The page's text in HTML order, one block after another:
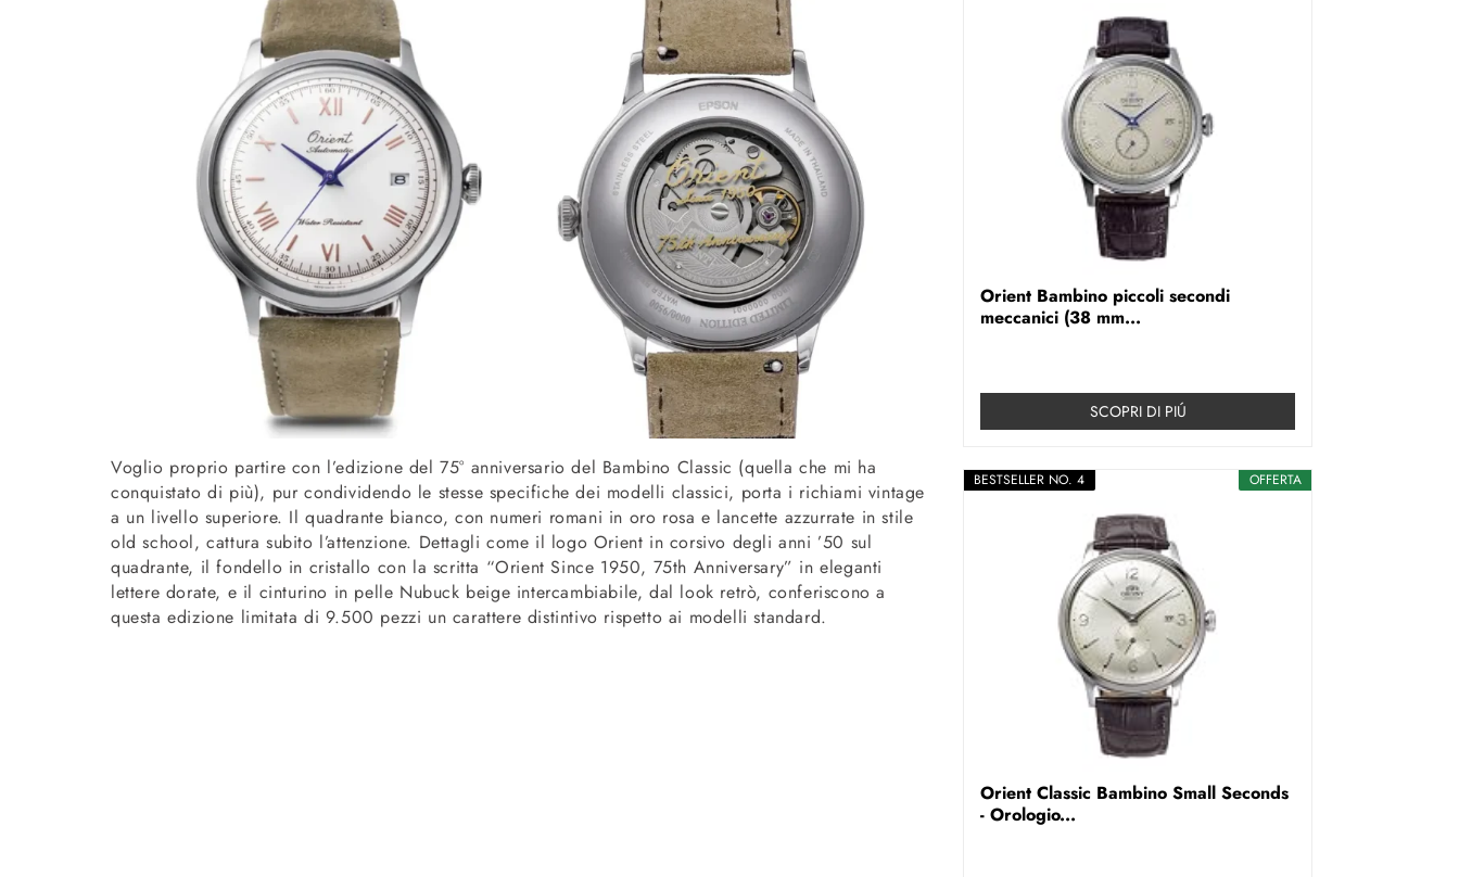
Voglio proprio partire con l’edizione del 75° anniversario del Bambino Classic (quella che mi ha
conquistato di più), pur condividendo le stesse specifiche dei modelli classici, porta i richiami vintage
a un livello superiore. Il quadrante bianco, con numeri romani in oro rosa e lancette azzurrate in stile
old school, cattura subito l’attenzione. Dettagli come il logo Orient in corsivo degli anni ’50 sul
quadrante, il fondello in cristallo con la scritta “Orient Since 1950, 75th Anniversary” in eleganti
lettere dorate, e il cinturino in pelle Nubuck beige intercambiabile, dal look retrò, conferiscono a
questa edizione limitata di 9.500 pezzi un carattere distintivo rispetto ai modelli standard.
Orient Bambino piccoli secondi
meccanici (38 mm...
SCOPRI DI PIÚ
OFFERTA
BESTSELLER NO. 4
Orient Classic Bambino Small Seconds
- Orologio...